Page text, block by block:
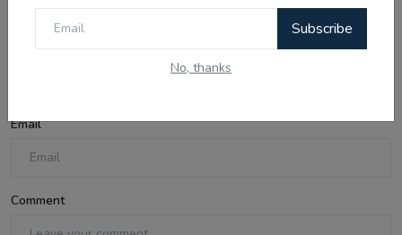
Subscribe
No, thanks
Name
Email
Comment